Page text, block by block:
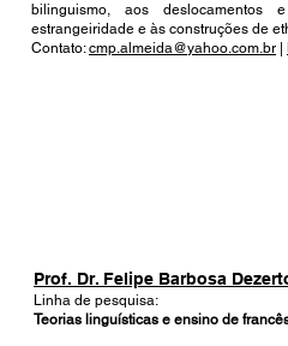
bilinguismo, aos deslocamentos
estrangeiridade e às construções de
Contato:cmp.almeida@yahoo.com.br
Prof. Dr. Felipe Barbosa
Linha de pesquisa:
Teorias linguísticas e ensino de